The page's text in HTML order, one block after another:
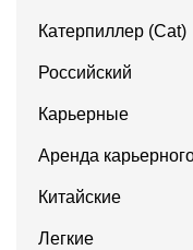
Катерпиллер (Cat)
Российский
Карьерные
Аренда
Китайские
Легкие